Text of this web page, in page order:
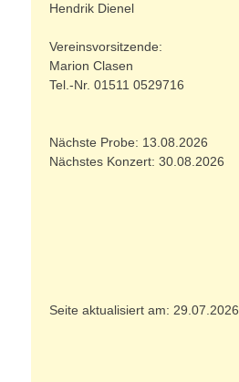
Hendrik Dienel
Vereinsvorsitzende:
Marion Clasen
Tel.-Nr. 01511 0529716
Nächste Probe: 13.08.2026
Nächstes Konzert: 30.08.2026
Seite aktualisiert am: 29.07.2026